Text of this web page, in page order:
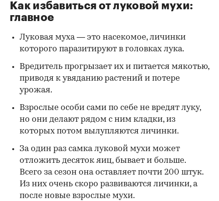
Как избавиться от луковой мухи:
главное
Луковая муха — это насекомое, личинки
которого паразитируют в головках лука.
Вредитель прогрызает их и питается мякотью,
приводя к увяданию растений и потере
урожая.
Взрослые особи сами по себе не вредят луку,
но они делают рядом с ним кладки, из
которых потом вылупляются личинки.
За один раз самка луковой мухи может
отложить десяток яиц, бывает и больше.
Всего за сезон она оставляет почти 200 штук.
Из них очень скоро развиваются личинки, а
после новые взрослые мухи.